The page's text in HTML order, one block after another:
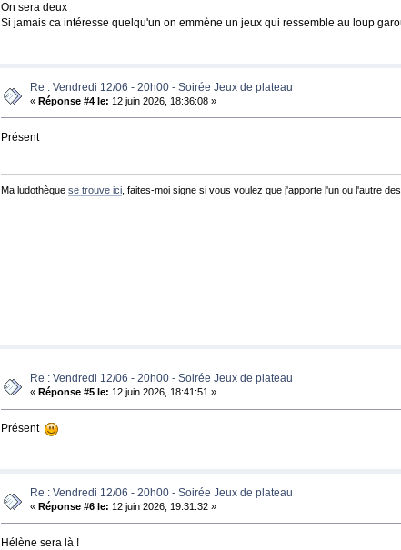
On sera deux
Si jamais ca intéresse quelqu'un on emmène un jeux qui ressemble au loup
Re : Vendredi 12/06 - 20h00 - Soirée Jeux de plateau
« Réponse #4 le: 12 juin 2026, 18:36:08 »
Présent
Ma ludothèque se trouve ici, faites-moi signe si vous voulez que j'apporte l'un ou l'autre
Re : Vendredi 12/06 - 20h00 - Soirée Jeux de plateau
« Réponse #5 le: 12 juin 2026, 18:41:51 »
Présent
Re : Vendredi 12/06 - 20h00 - Soirée Jeux de plateau
« Réponse #6 le: 12 juin 2026, 19:31:32 »
Hélène sera là !